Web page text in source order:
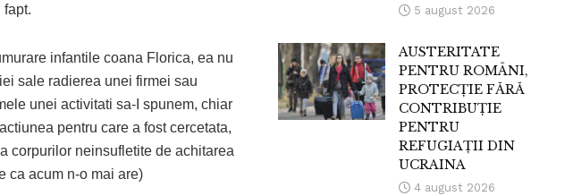
fapt.
infantile coana Florica, ea nu
sale radierea unei firmei sau
unei activitati sa-I spunem, chiar
pentru care a fost cercetata,
corpurilor neinsufletite de achitarea
ca acum n-o mai are)
5 august 2026
AUSTERITATE
PENTRU ROMÂNI,
PROTECȚIE FĂRĂ
CONTRIBUȚIE
PENTRU
REFUGIAȚII DIN
UCRAINA
4 august 2026